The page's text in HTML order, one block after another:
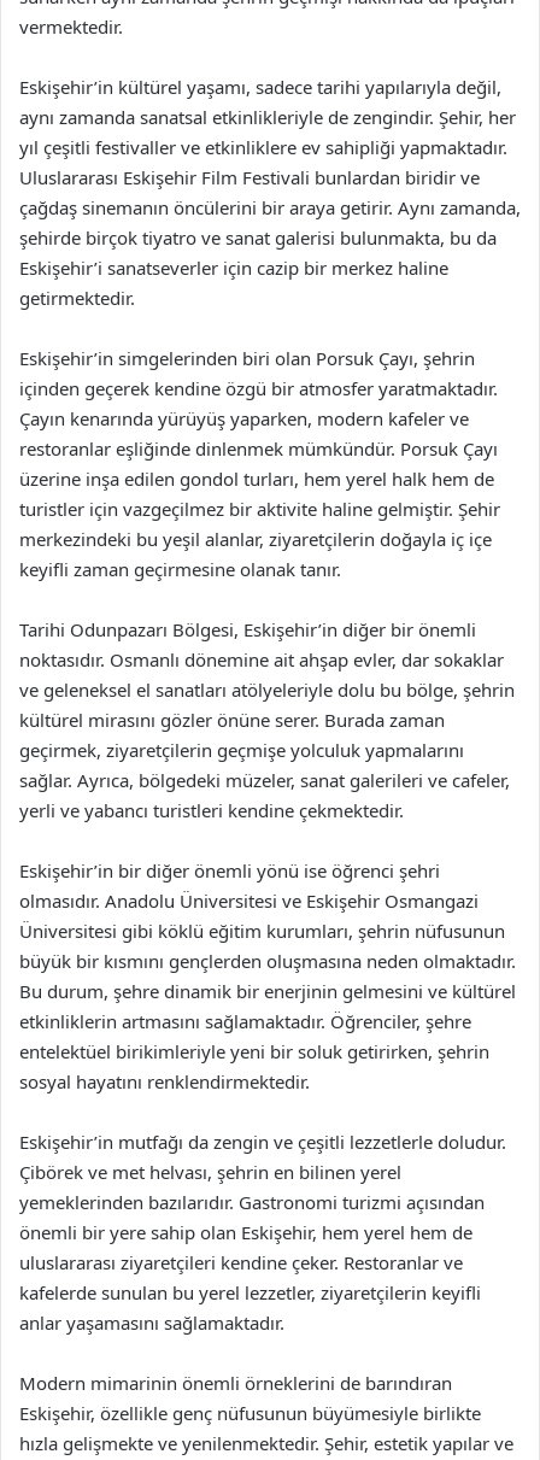
vermektedir.
Eskişehir’in kültürel yaşamı, sadece tarihi yapılarıyla değil,
aynı zamanda sanatsal etkinlikleriyle de zengindir. Şehir, her
yıl çeşitli festivaller ve etkinliklere ev sahipliği yapmaktadır.
Uluslararası Eskişehir Film Festivali bunlardan biridir ve
çağdaş sinemanın öncülerini bir araya getirir. Aynı zamanda,
şehirde birçok tiyatro ve sanat galerisi bulunmakta, bu da
Eskişehir’i sanatseverler için cazip bir merkez haline
getirmektedir.
Eskişehir’in simgelerinden biri olan Porsuk Çayı, şehrin
içinden geçerek kendine özgü bir atmosfer yaratmaktadır.
Çayın kenarında yürüyüş yaparken, modern kafeler ve
restoranlar eşliğinde dinlenmek mümkündür. Porsuk Çayı
üzerine inşa edilen gondol turları, hem yerel halk hem de
turistler için vazgeçilmez bir aktivite haline gelmiştir. Şehir
merkezindeki bu yeşil alanlar, ziyaretçilerin doğayla iç içe
keyifli zaman geçirmesine olanak tanır.
Tarihi Odunpazarı Bölgesi, Eskişehir’in diğer bir önemli
noktasıdır. Osmanlı dönemine ait ahşap evler, dar sokaklar
ve geleneksel el sanatları atölyeleriyle dolu bu bölge, şehrin
kültürel mirasını gözler önüne serer. Burada zaman
geçirmek, ziyaretçilerin geçmişe yolculuk yapmalarını
sağlar. Ayrıca, bölgedeki müzeler, sanat galerileri ve cafeler,
yerli ve yabancı turistleri kendine çekmektedir.
Eskişehir’in bir diğer önemli yönü ise öğrenci şehri
olmasıdır. Anadolu Üniversitesi ve Eskişehir Osmangazi
Üniversitesi gibi köklü eğitim kurumları, şehrin nüfusunun
büyük bir kısmını gençlerden oluşmasına neden olmaktadır.
Bu durum, şehre dinamik bir enerjinin gelmesini ve kültürel
etkinliklerin artmasını sağlamaktadır. Öğrenciler, şehre
entelektüel birikimleriyle yeni bir soluk getirirken, şehrin
sosyal hayatını renklendirmektedir.
Eskişehir’in mutfağı da zengin ve çeşitli lezzetlerle doludur.
Çibörek ve met helvası, şehrin en bilinen yerel
yemeklerinden bazılarıdır. Gastronomi turizmi açısından
önemli bir yere sahip olan Eskişehir, hem yerel hem de
uluslararası ziyaretçileri kendine çeker. Restoranlar ve
kafelerde sunulan bu yerel lezzetler, ziyaretçilerin keyifli
anlar yaşamasını sağlamaktadır.
Modern mimarinin önemli örneklerini de barındıran
Eskişehir, özellikle genç nüfusunun büyümesiyle birlikte
hızla gelişmekte ve yenilenmektedir. Şehir, estetik yapılar ve